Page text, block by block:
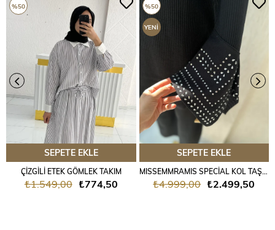
SEPETE EKLE
ÇİZGİLİ ETEK GÖMLEK TAKIM
₺774,50
₺1.549,00
%50
SEPETE EKLE
MISSEMMRAMIS SPECİAL KOL TAŞLI TRİKO TAKIM
₺2.499,50
₺4.999,00
%50
YENI